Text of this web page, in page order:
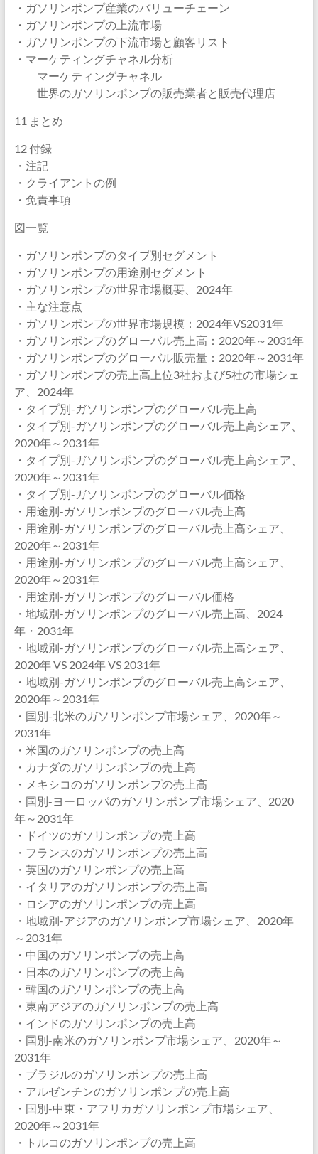
・ガソリンポンプ産業のバリューチェーン
・ガソリンポンプの上流市場
・ガソリンポンプの下流市場と顧客リスト
・マーケティングチャネル分析
マーケティングチャネル
世界のガソリンポンプの販売業者と販売代理店
11 まとめ
12 付録
・注記
・クライアントの例
・免責事項
図一覧
・ガソリンポンプのタイプ別セグメント
・ガソリンポンプの用途別セグメント
・ガソリンポンプの世界市場概要、2024年
・主な注意点
・ガソリンポンプの世界市場規模：2024年VS2031年
・ガソリンポンプのグローバル売上高：2020年～2031年
・ガソリンポンプのグローバル販売量：2020年～2031年
・ガソリンポンプの売上高上位3社および5社の市場シェ
ア、2024年
・タイプ別-ガソリンポンプのグローバル売上高
・タイプ別-ガソリンポンプのグローバル売上高シェア、
2020年～2031年
・タイプ別-ガソリンポンプのグローバル売上高シェア、
2020年～2031年
・タイプ別-ガソリンポンプのグローバル価格
・用途別-ガソリンポンプのグローバル売上高
・用途別-ガソリンポンプのグローバル売上高シェア、
2020年～2031年
・用途別-ガソリンポンプのグローバル売上高シェア、
2020年～2031年
・用途別-ガソリンポンプのグローバル価格
・地域別-ガソリンポンプのグローバル売上高、2024
年・2031年
・地域別-ガソリンポンプのグローバル売上高シェア、
2020年 VS 2024年 VS 2031年
・地域別-ガソリンポンプのグローバル売上高シェア、
2020年～2031年
・国別-北米のガソリンポンプ市場シェア、2020年～
2031年
・米国のガソリンポンプの売上高
・カナダのガソリンポンプの売上高
・メキシコのガソリンポンプの売上高
・国別-ヨーロッパのガソリンポンプ市場シェア、2020
年～2031年
・ドイツのガソリンポンプの売上高
・フランスのガソリンポンプの売上高
・英国のガソリンポンプの売上高
・イタリアのガソリンポンプの売上高
・ロシアのガソリンポンプの売上高
・地域別-アジアのガソリンポンプ市場シェア、2020年
～2031年
・中国のガソリンポンプの売上高
・日本のガソリンポンプの売上高
・韓国のガソリンポンプの売上高
・東南アジアのガソリンポンプの売上高
・インドのガソリンポンプの売上高
・国別-南米のガソリンポンプ市場シェア、2020年～
2031年
・ブラジルのガソリンポンプの売上高
・アルゼンチンのガソリンポンプの売上高
・国別-中東・アフリカガソリンポンプ市場シェア、
2020年～2031年
・トルコのガソリンポンプの売上高